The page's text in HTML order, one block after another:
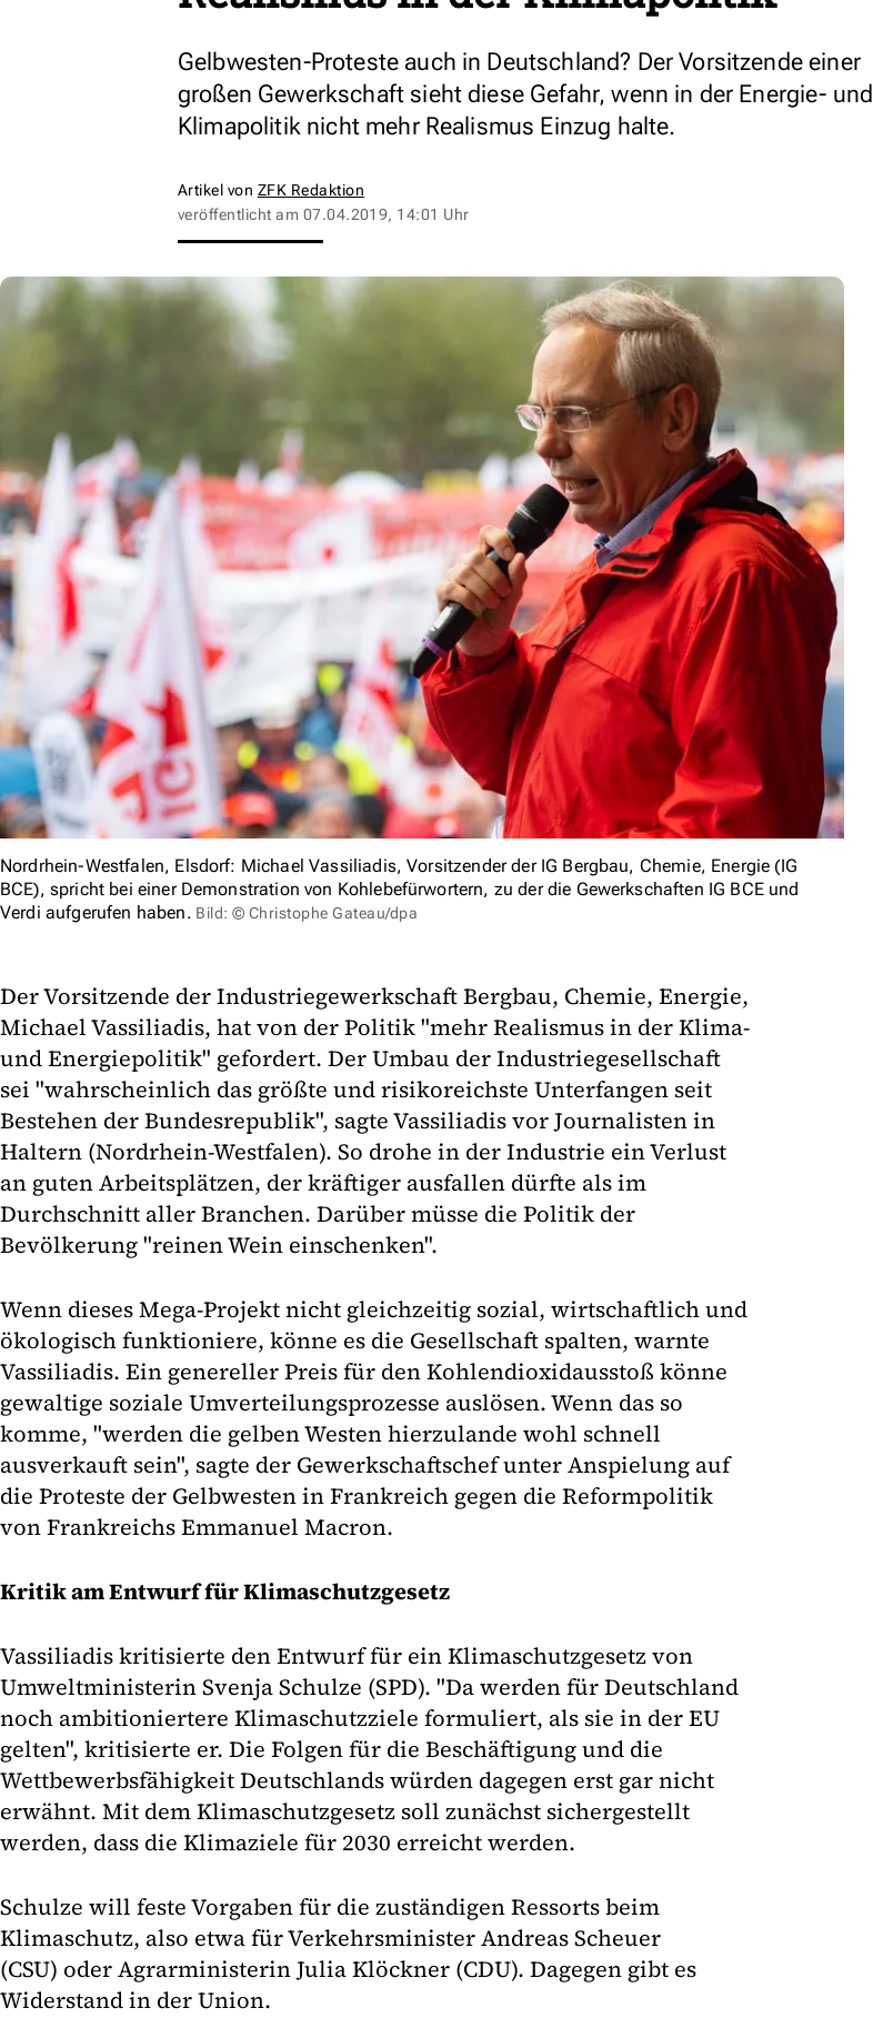
Gelbwesten-Proteste auch in Deutschland? Der Vorsitzende einer
großen Gewerkschaft sieht diese Gefahr, wenn in der Energie- und
Klimapolitik nicht mehr Realismus Einzug halte.
Artikel von ZFK Redaktion
veröffentlicht am 07.04.2019, 14:01 Uhr
Nordrhein-Westfalen, Elsdorf: Michael Vassiliadis, Vorsitzender der IG Bergbau, Chemie, Energie (IG
BCE), spricht bei einer Demonstration von Kohlebefürwortern, zu der die Gewerkschaften IG BCE und
Verdi aufgerufen haben. Bild: © Christophe Gateau/dpa
Der Vorsitzende der Industriegewerkschaft Bergbau, Chemie, Energie,
Michael Vassiliadis, hat von der Politik "mehr Realismus in der Klima-
und Energiepolitik" gefordert. Der Umbau der Industriegesellschaft
sei "wahrscheinlich das größte und risikoreichste Unterfangen seit
Bestehen der Bundesrepublik", sagte Vassiliadis vor Journalisten in
Haltern (Nordrhein-Westfalen). So drohe in der Industrie ein Verlust
an guten Arbeitsplätzen, der kräftiger ausfallen dürfte als im
Durchschnitt aller Branchen. Darüber müsse die Politik der
Bevölkerung "reinen Wein einschenken".
Wenn dieses Mega-Projekt nicht gleichzeitig sozial, wirtschaftlich und
ökologisch funktioniere, könne es die Gesellschaft spalten, warnte
Vassiliadis. Ein genereller Preis für den Kohlendioxidausstoß könne
gewaltige soziale Umverteilungsprozesse auslösen. Wenn das so
komme, "werden die gelben Westen hierzulande wohl schnell
ausverkauft sein", sagte der Gewerkschaftschef unter Anspielung auf
die Proteste der Gelbwesten in Frankreich gegen die Reformpolitik
von Frankreichs Emmanuel Macron.
Kritik am Entwurf für Klimaschutzgesetz
Vassiliadis kritisierte den Entwurf für ein Klimaschutzgesetz von
Umweltministerin Svenja Schulze (SPD). "Da werden für Deutschland
noch ambitioniertere Klimaschutzziele formuliert, als sie in der EU
gelten", kritisierte er. Die Folgen für die Beschäftigung und die
Wettbewerbsfähigkeit Deutschlands würden dagegen erst gar nicht
erwähnt. Mit dem Klimaschutzgesetz soll zunächst sichergestellt
werden, dass die Klimaziele für 2030 erreicht werden.
Schulze will feste Vorgaben für die zuständigen Ressorts beim
Klimaschutz, also etwa für Verkehrsminister Andreas Scheuer
(CSU) oder Agrarministerin Julia Klöckner (CDU). Dagegen gibt es
Widerstand in der Union.